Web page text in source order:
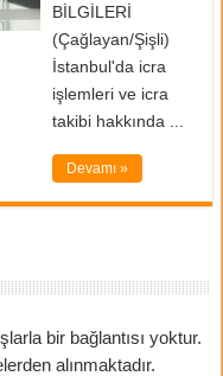
BİLGİLERİ
(Çağlayan/Şişli)
İstanbul'da icra
işlemleri ve icra
takibi hakkında ...
Devamı »
bir bağlantısı yoktur.
alınmaktadır.